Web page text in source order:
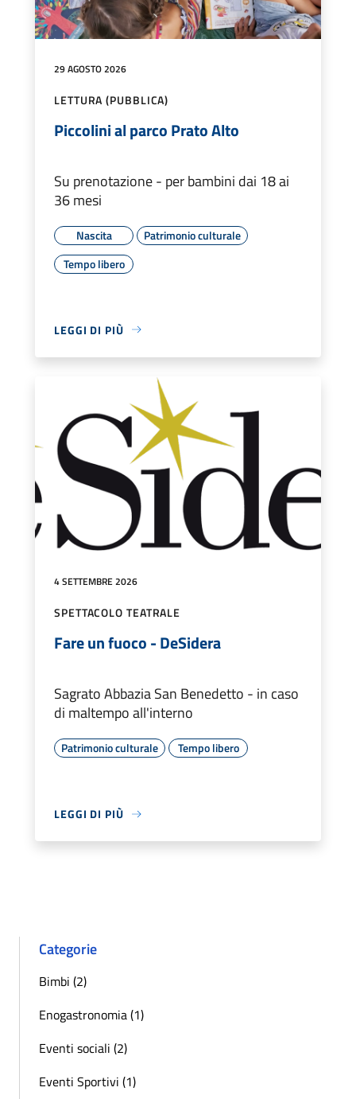
29 AGOSTO 2026
LETTURA (PUBBLICA)
Piccolini al parco Prato Alto
Su prenotazione - per bambini dai 18 ai
36 mesi
Nascita
Patrimonio culturale
Tempo libero
LEGGI DI PIÙ
4 SETTEMBRE 2026
SPETTACOLO TEATRALE
Fare un fuoco - DeSidera
Sagrato Abbazia San Benedetto - in caso
di maltempo all'interno
Patrimonio culturale Tempo libero
LEGGI DI PIÙ
Categorie
Bimbi (2)
Enogastronomia (1)
Eventi sociali (2)
Eventi Sportivi (1)